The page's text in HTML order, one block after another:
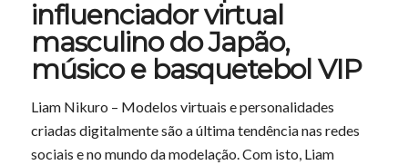
influenciador virtual
masculino do Japão,
músico e basquetebol VIP
Liam Nikuro – Modelos virtuais e personalidades
criadas digitalmente são a última tendência nas redes
sociais e no mundo da modelação. Com isto, Liam